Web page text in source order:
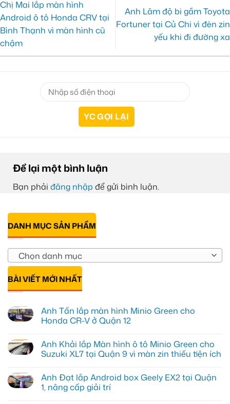
Chị Mai lắp màn hình
Android ô tô Honda CRV tại
Bình Thạnh vì màn hình cũ
chậm
Anh Lâm độ bi gầm Toyota
Fortuner tại Củ Chi vì đèn zin
yếu khi đi đường xa
Để lại một bình luận
Bạn phải đăng nhập để gửi bình luận.
DANH MỤC SẢN PHẨM
Chọn danh mục
BÀI VIẾT MỚI NHẤT
Anh Tấn lắp màn hình Minio Green cho
Honda CR-V ở Quận 12
bình
luận
ở
lắp
màn
hình
Anh Khải lắp Màn hình ô tô Minio Green cho
Suzuki XL7 tại Quận 9 vì màn zin thiếu tiện ích
bình
luận
ở
Anh Đạt lắp Android box Geely EX2 tại Quận
1, nâng cấp giải trí